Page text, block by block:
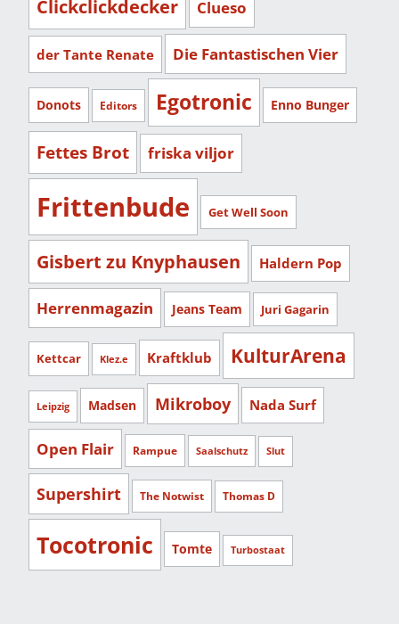
Clickclickdecker Clueso
der Tante Renate Die Fantastischen Vier
Donots Editors Egotronic Enno Bunger
Fettes Brot friska viljor
Frittenbude Get Well Soon
Gisbert zu Knyphausen Haldern Pop
Herrenmagazin Jeans Team Juri Gagarin
Kettcar Klez.e Kraftklub KulturArena
Leipzig Madsen Mikroboy Nada Surf
Open Flair Rampue Saalschutz Slut
Supershirt The Notwist Thomas D
Tocotronic Tomte Turbostaat